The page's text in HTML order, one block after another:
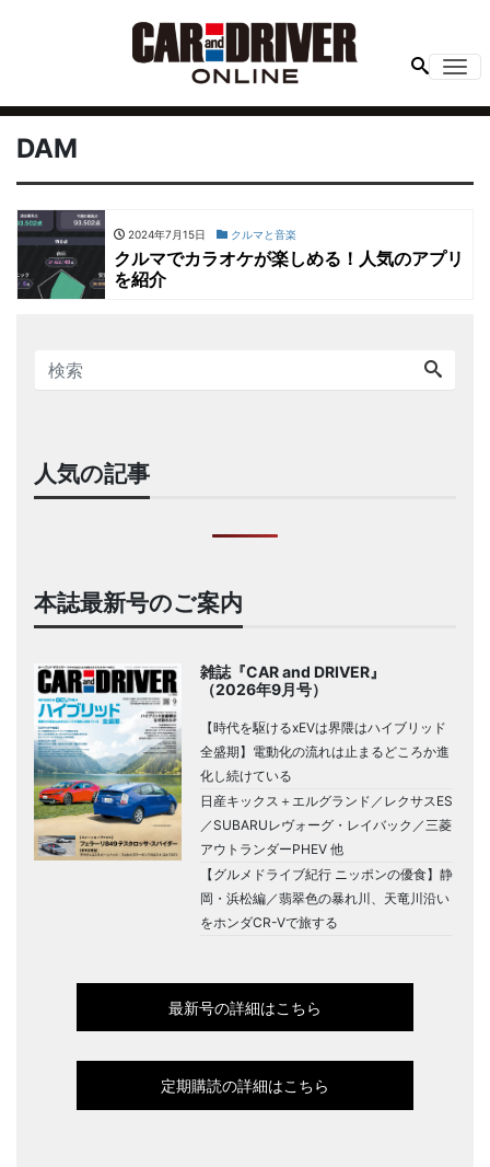
DAM
2024年7月15日 クルマと音楽
クルマでカラオケが楽しめる！人気のアプリ
を紹介
人気の記事
本誌最新号のご案内
雑誌『CAR and DRIVER』
（2026年9月号）
【時代を駆けるxEVは界隈はハイブリッド
全盛期】電動化の流れは止まるどころか進
化し続けている
日産キックス＋エルグランド／レクサスES
／SUBARUレヴォーグ・レイバック／三菱
アウトランダーPHEV 他
【グルメドライブ紀行 ニッポンの優食】静
岡・浜松編／翡翠色の暴れ川、天竜川沿い
をホンダCR-Vで旅する
最新号の詳細はこちら
定期購読の詳細はこちら